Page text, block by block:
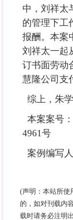
中，刘祥太
的管理下工
报酬。本案
刘祥太一起
订书面劳动
慧隆公司支
综上，朱
本案案号
4961号
案例编写
(声明：本站所使
的，如对刊载内
载时请务必注明